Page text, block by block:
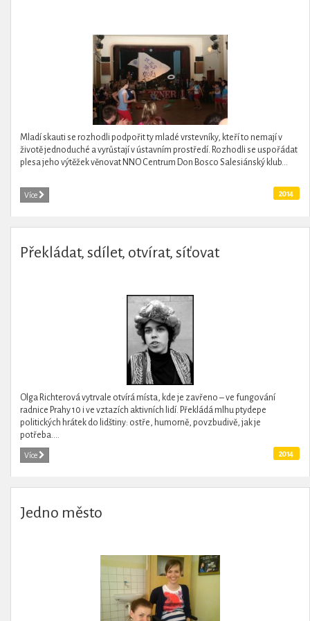
Mladí skauti se rozhodli podpořit ty mladé vrstevníky, kteří to nemají v
životě jednoduché a vyrůstají v ústavním prostředí. Rozhodli se uspořádat
plesa jeho výtěžek věnovat NNO Centrum Don Bosco Salesiánský klub...
Více 2014
Překládat, sdílet, otvírat, síťovat
Olga Richterová vytrvale otvírá místa, kde je zavřeno – ve fungování
radnice Prahy 10 i ve vztazích aktivních lidí. Překládá mlhu ptydepe
politických hrátek do lidštiny: ostře, humorně, povzbudivě, jak je
potřeba....
Více 2014
Jedno město